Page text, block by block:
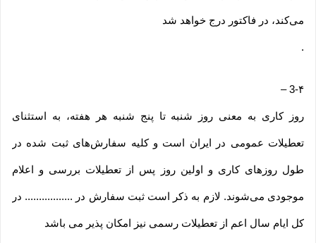
می‌کند، در فاکتور درج خواهد شد
.
3-۴–
روز کاری به معنی روز شنبه تا پنج شنبه هر هفته، به استثنای
تعطیلات عمومی در ایران است و کلیه سفارش‏‌های ثبت شده در
طول روزهای کاری و اولین روز پس از تعطیلات بررسی و اعلام
موجودی می‌‏شوند. لازم به ذکر است ثبت سفارش در ................. در
کل ایام سال اعم از تعطیلات رسمی نیز امکان پذیر می باشد